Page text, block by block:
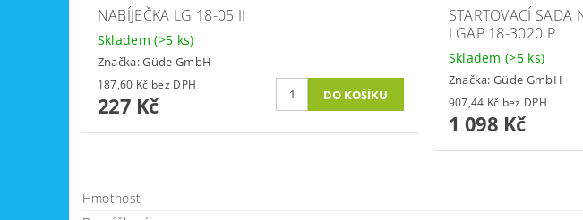
NABÍJEČKA LG 18-05 II
Skladem(>5 ks)
Značka:Güde GmbH
187,60 Kč bez DPH
227 Kč
STARTOVACÍ SADA
LGAP 18-3020 P
Skladem(>5 ks)
Značka:Güde GmbH
907,44 Kč bez DPH
1 098 Kč
Hmotnost